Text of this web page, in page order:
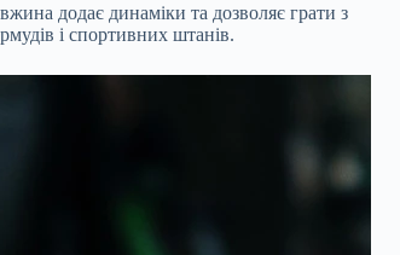
додає динаміки та дозволяє грати з
і спортивних штанів.